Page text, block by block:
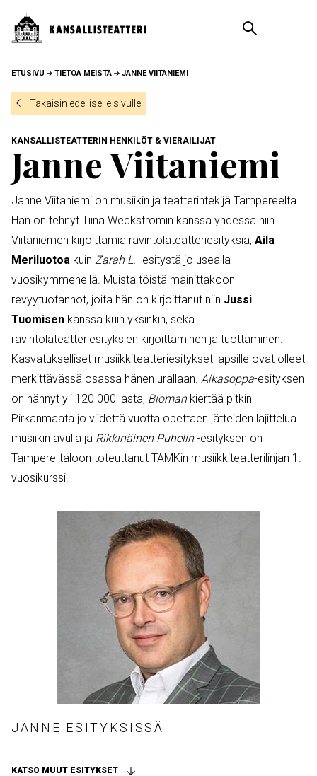
pääsisältöön
MURUPOLKU
ETUSIVU TIETOA MEISTÄ JANNE VIITANIEMI
Takaisin edelliselle sivulle
KANSALLISTEATTERIN HENKILÖT & VIERAILIJAT
Janne Viitaniemi
Janne Viitaniemi on musiikin ja teatterintekijä Tampereelta.
Hän on tehnyt Tiina Weckströmin kanssa yhdessä niin
Viitaniemen kirjoittamia ravintolateatteriesityksiä, Aila
Meriluotoa kuin Zarah L. -esitystä jo usealla
vuosikymmenellä. Muista töistä mainittakoon
revyytuotannot, joita hän on kirjoittanut niin Jussi
Tuomisen kanssa kuin yksinkin, sekä
ravintolateatteriesityksien kirjoittaminen ja tuottaminen.
Kasvatukselliset musiikkiteatteriesitykset lapsille ovat olleet
merkittävässä osassa hänen urallaan. Aikasoppa-esityksen
on nähnyt yli 120 000 lasta, Biomankiertää pitkin
Pirkanmaata jo viidettä vuotta opettaen jätteiden lajittelua
musiikin avulla ja Rikkinäinen Puhelin-esityksen on
Tampere-taloon toteuttanut TAMKin musiikkiteatterilinjan 1.
vuosikurssi.
JANNE ESITYKSISSÄ
KATSO MUUT ESITYKSET